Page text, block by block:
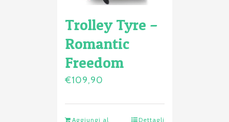
Trolley Tyre –
Romantic
Freedom
€109,90
Aggiungi al Dettagli